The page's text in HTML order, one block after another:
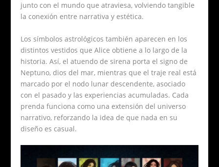
junto con el mundo que atraviesa, volviendo tangible
la conexión entre narrativa y estética.
Los símbolos astrológicos también aparecen en los
distintos vestidos que Alice obtiene a lo largo de la
historia. Así, el atuendo de sirena porta el signo de
Neptuno, dios del mar, mientras que el traje real está
marcado por el nodo lunar descendente, asociado
con el pasado y las experiencias acumuladas. Cada
prenda funciona como una extensión del universo
narrativo, reforzando la idea de que nada en su
diseño es casual.